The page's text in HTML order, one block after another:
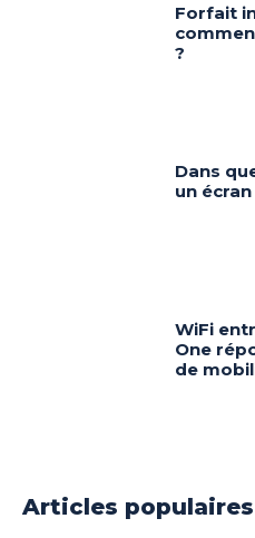
Forfait
?
Dans
un écran
WiFi
One
de
Articles populaires